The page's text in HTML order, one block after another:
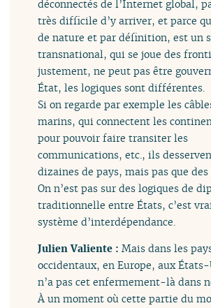
déconnectés de l’Internet global,
très difficile d’y arriver, et parce
de nature et par définition, est un
transnational, qui se joue des
justement, ne peut pas être
État, les logiques sont différentes.
Si on regarde par exemple les
marins, qui connectent les
pour pouvoir faire transiter les
communications, etc., ils
dizaines de pays, mais pas que des
On n’est pas sur des logiques de
traditionnelle entre États, c’est
système d’interdépendance.
Julien Valiente :Mais dans les
occidentaux, en Europe, aux
n’a pas cet enfermement-là dans
À un moment où cette partie du